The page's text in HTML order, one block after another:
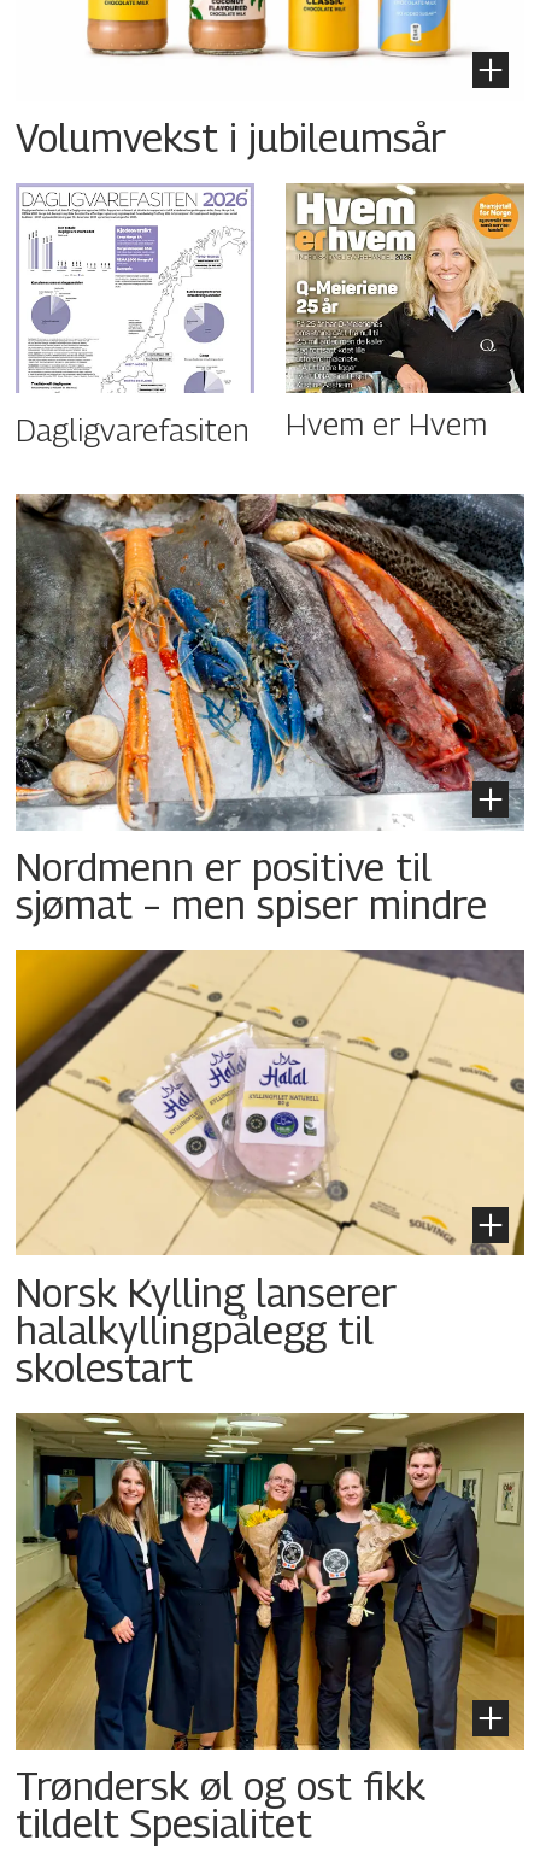
Volumvekst i jubileumsår
Dagligvarefasiten Hvem er Hvem
Nordmenn er positive til
sjømat – men spiser mindre
Norsk Kylling lanserer
halalkyllingpålegg til
skolestart
Trøndersk øl og ost fikk
tildelt Spesialitet